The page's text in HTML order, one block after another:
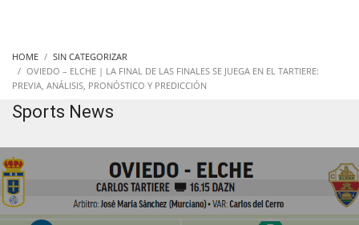
HOME
SIN CATEGORIZAR
OVIEDO – ELCHE | LA FINAL DE LAS FINALES SE JUEGA EN EL TARTIERE:
PREVIA, ANÁLISIS, PRONÓSTICO Y PREDICCIÓN
Sports News